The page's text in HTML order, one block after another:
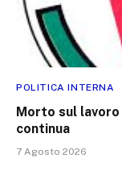
POLITICA INTERNA
Morto sul
continua
7 Agosto 2026